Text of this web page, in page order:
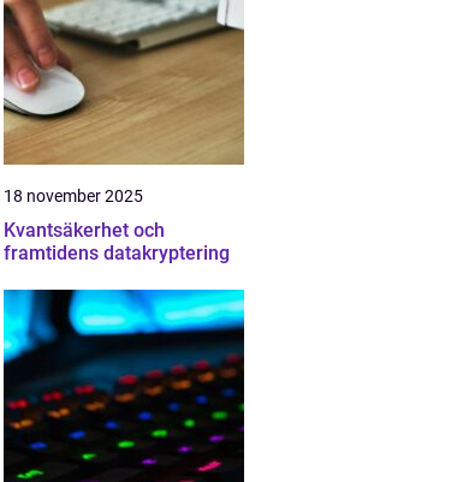
18 november 2025
Kvantsäkerhet och
framtidens datakryptering